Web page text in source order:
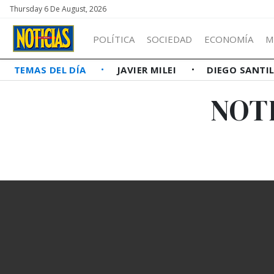
Thursday 6 De August, 2026
POLÍTICA SOCIEDAD ECONOMÍA
TEMAS DEL DÍA JAVIER MILEI DIEGO